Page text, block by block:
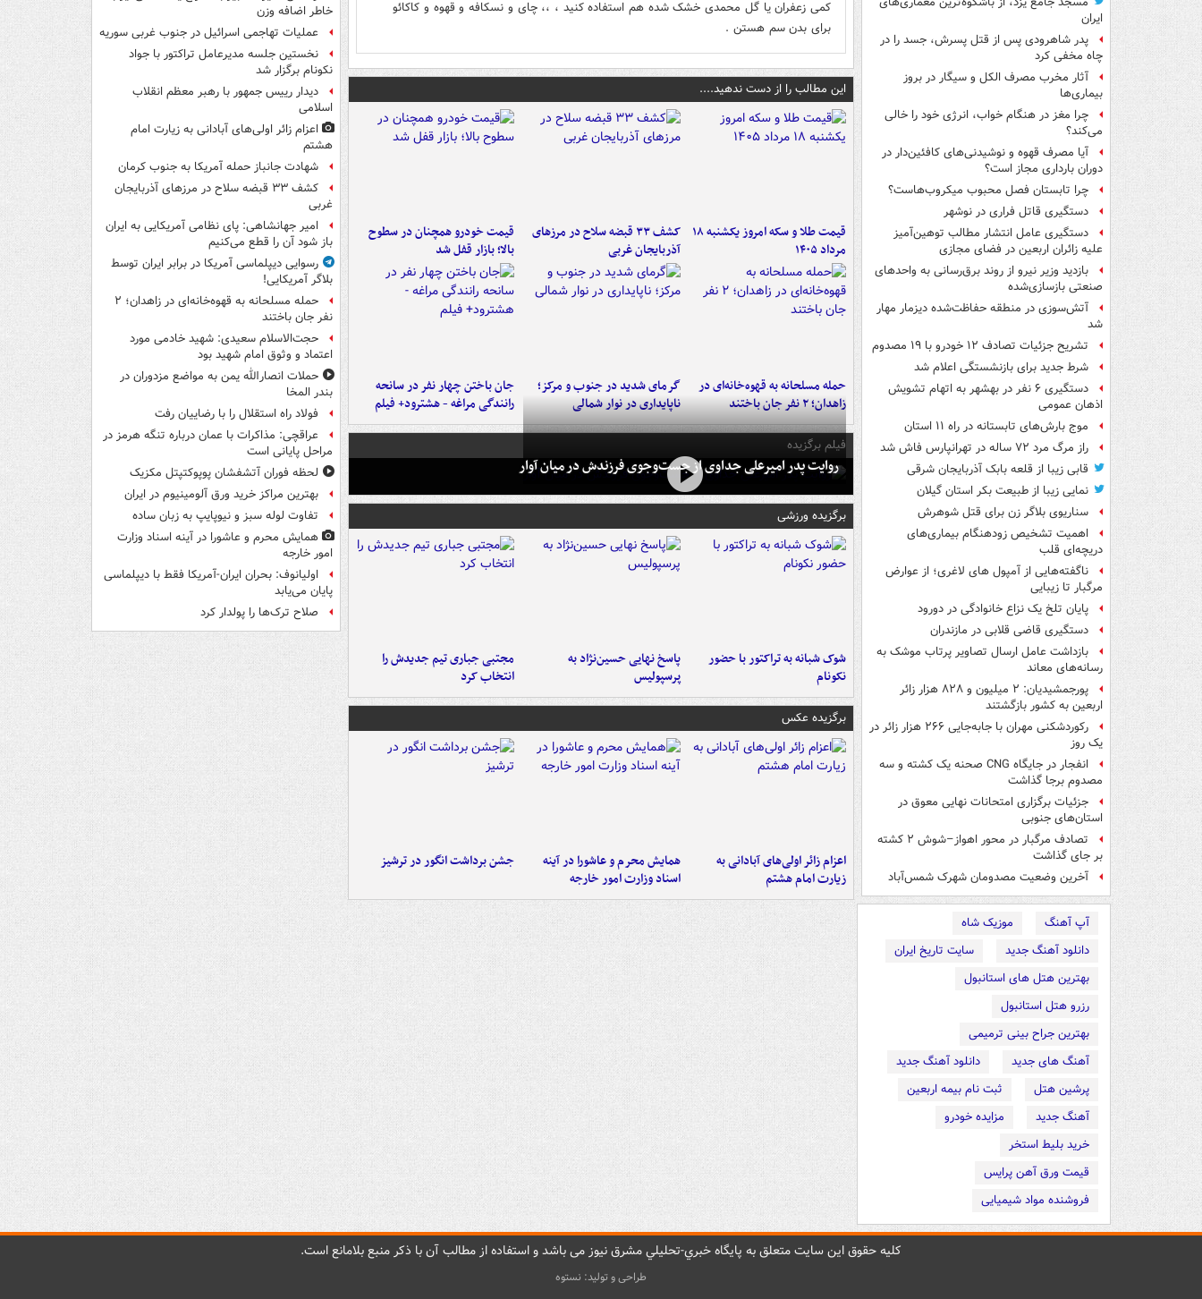
ایران
پدر شاهرودی پس از قتل پسرش، جسد را در
چاه مخفی کرد
آثار مخرب مصرف الکل و سیگار در بروز
بیماری‌ها
چرا مغز در هنگام خواب، انرژی خود را خالی
می‌کند؟
آیا مصرف قهوه و نوشیدنی‌های کافئین‌دار در
دوران بارداری مجاز است؟
چرا تابستان فصل محبوب میکروب‌هاست؟
دستگیری قاتل فراری در نوشهر
دستگیری عامل انتشار مطالب توهین‌آمیز
علیه زائران اربعین در فضای مجازی
بازدید وزیر نیرو از روند برق‌رسانی به واحدهای
صنعتی بازسازی‌شده
آتش‌سوزی در منطقه حفاظت‌شده دیزمار مهار
شد
تشریح جزئیات تصادف ۱۲ خودرو با ۱۹ مصدوم
شرط جدید برای بازنشستگی اعلام شد
دستگیری ۶ نفر در بهشهر به اتهام تشویش
اذهان عمومی
موج بارش‌های تابستانه در راه ۱۱ استان
راز مرگ مرد ۷۲ ساله در تهرانپارس فاش شد
قابی زیبا از قلعه بابک آذربایجان شرقی
نمایی زیبا از طبیعت بکر استان گیلان
سناریوی بلاگر زن برای قتل شوهرش
اهمیت تشخیص زودهنگام بیماری‌های
دریچه‌ای قلب
ناگفته‌هایی از آمپول های لاغری؛ از عوارض
مرگبار تا زیبایی
پایان تلخ یک نزاع خانوادگی در دورود
دستگیری قاضی قلابی در مازندران
بازداشت عامل ارسال تصاویر پرتاب موشک به
رسانه‌های معاند
پورجمشیدیان: ۲ میلیون و ۸۲۸ هزار زائر
اربعین به کشور بازگشتند
رکوردشکنی مهران با جابه‌جایی ۲۶۶ هزار زائر در
یک روز
انفجار در جایگاه CNG صحنه یک کشته و سه
مصدوم برجا گذاشت
جزئیات برگزاری امتحانات نهایی معوق در
استان‌های جنوبی
تصادف مرگبار در محور اهواز–شوش ۲ کشته
بر جای گذاشت
آخرین وضعیت مصدومان شهرک شمس‌آباد
آپ آهنگ
موزیک شاه
دانلود آهنگ جدید
سایت تاریخ ایران
بهترین هتل های استانبول
رزرو هتل استانبول
بهترین جراح بینی ترمیمی
آهنگ های جدید
دانلود آهنگ جدید
پرشین هتل
ثبت نام بیمه اربعین
آهنگ جدید
مزایده خودرو
خرید بلیط استخر
قیمت ورق آهن پرایس
فروشنده مواد شیمیایی
کمی زعفران یا گل محمدی خشک شده هم استفاده کنید ، ،، چای و نسکافه و قهوه و کاکائو
برای بدن سم هستن .
این مطالب را از دست ندهید....
قیمت طلا و سکه امروز یکشنبه ۱۸
مرداد ۱۴۰۵
کشف ۳۳ قبضه سلاح در مرزهای
آذربایجان غربی
قیمت خودرو همچنان در سطوح
بالا؛ بازار قفل شد
حمله مسلحانه به قهوه‌خانه‌ای در
زاهدان؛ ۲ نفر جان باختند
گرمای شدید در جنوب و مرکز؛
ناپایداری در نوار شمالی
جان باختن چهار نفر در سانحه
رانندگی مراغه - هشترود+ فیلم
فیلم برگزیده
روایت پدر امیرعلی جداوی از جست‌وجوی فرزندش در میان آوار
برگزیده ورزشی
شوک شبانه به تراکتور با حضور
نکونام
پاسخ نهایی حسین‌نژاد به
پرسپولیس
مجتبی جباری تیم جدیدش را
انتخاب کرد
برگزیده عکس
اعزام زائر اولی‌های آبادانی به
زیارت امام هشتم
همایش محرم و عاشورا در آینه
اسناد وزارت امور خارجه
جشن برداشت انگور در ترشیز
خاطر اضافه وزن
عملیات تهاجمی اسرائیل در جنوب غربی سوریه
نخستین جلسه مدیرعامل تراکتور با جواد
نکونام برگزار شد
دیدار رییس جمهور با رهبر معظم انقلاب
اسلامی
اعزام زائر اولی‌های آبادانی به زیارت امام
هشتم
شهادت جانباز حمله آمریکا به جنوب کرمان
کشف ۳۳ قبضه سلاح در مرزهای آذربایجان
غربی
امیر جهانشاهی: پای نظامی آمریکایی به ایران
باز شود آن را قطع می‌کنیم
رسوایی دیپلماسی آمریکا در برابر ایران توسط
بلاگر آمریکایی!
حمله مسلحانه به قهوه‌خانه‌ای در زاهدان؛ ۲
نفر جان باختند
حجت‌الاسلام سعیدی: شهید خادمی مورد
اعتماد و وثوق امام شهید بود
حملات انصارالله یمن به مواضع مزدوران در
بندر المخا
فولاد راه استقلال را با رضاییان رفت
عراقچی: مذاکرات با عمان درباره تنگه هرمز در
مراحل پایانی است
لحظه فوران آتشفشان پوپوکتپتل مکزیک
بهترین مراکز خرید ورق آلومینیوم در ایران
تفاوت لوله سبز و نیوپایپ به زبان ساده
همایش محرم و عاشورا در آینه اسناد وزارت
امور خارجه
اولیانوف: بحران ایران-آمریکا فقط با دیپلماسی
پایان می‌یابد
صلاح ترک‌ها را پولدار کرد
کليه حقوق اين سايت متعلق به پایگاه خبري-تحليلي مشرق نيوز می باشد و استفاده از مطالب آن با ذکر منبع بلامانع است.
طراحی و تولید: نستوه